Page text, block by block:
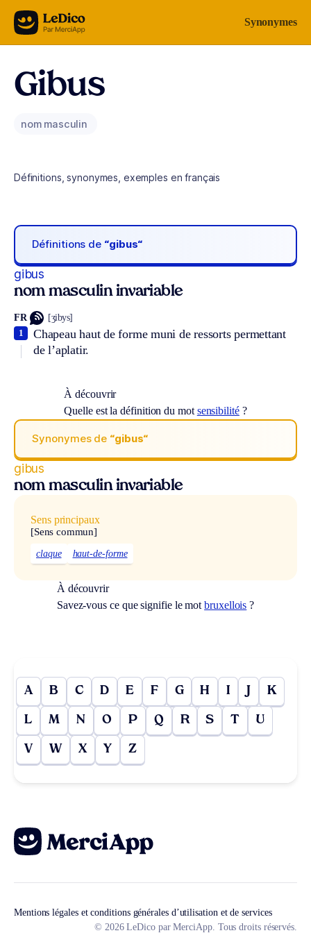
Aller au contenu Synonymes
Gibus
nom masculin
Définitions, synonymes, exemples en français
Définitions de “gibus“
gibus
nom masculin invariable
FR [ʒibys]
Chapeau haut de forme muni de ressorts permettant
de l’aplatir.
1
À découvrir
Quelle est la définition du mot sensibilité?
Synonymes de “gibus“
gibus
nom masculin invariable
Sens principaux
[Sens commun]
claque haut-de-forme
À découvrir
Savez-vous ce que signifie le motbruxellois ?
A B C D E F G H I J K
L M N O P Q R S T U
V W X Y Z
Mentions légales et conditions générales d’utilisation et de services
© 2026 LeDico par MerciApp. Tous droits réservés.